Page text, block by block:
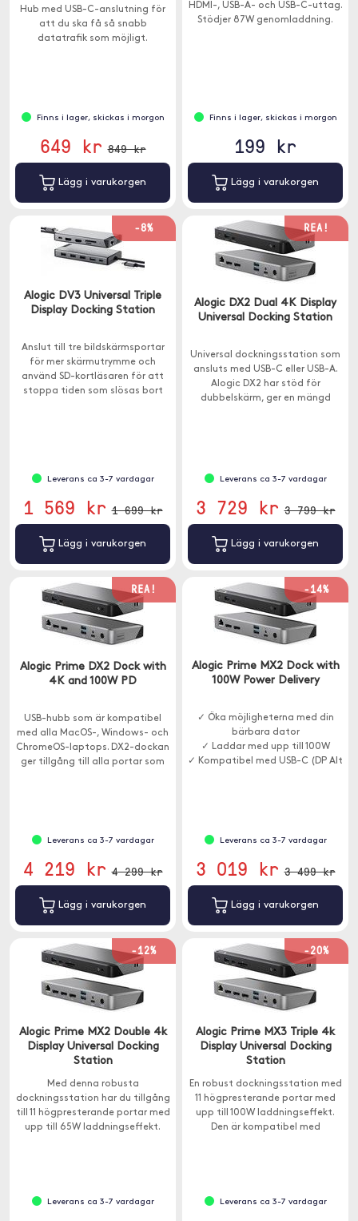
Hub med USB-C-anslutning för
att du ska få så snabb
datatrafik som möjligt.
Finns i lager, skickas i morgon
649 kr 849 kr
Lägg i varukorgen
HDMI-, USB-A- och USB-C-uttag.
Stödjer 87W genomladdning.
Finns i lager, skickas i morgon
199 kr
Lägg i varukorgen
-8%
Alogic DV3 Universal Triple
Display Docking Station
Anslut till tre bildskärmsportar
för mer skärmutrymme och
använd SD-kortläsaren för att
stoppa tiden som slösas bort
Leverans ca 3-7 vardagar
1 569 kr 1 699 kr
Lägg i varukorgen
REA!
Alogic DX2 Dual 4K Display
Universal Docking Station
Universal dockningsstation som
ansluts med USB-C eller USB-A.
Alogic DX2 har stöd för
dubbelskärm, ger en mängd
Leverans ca 3-7 vardagar
3 729 kr 3 799 kr
Lägg i varukorgen
REA!
Alogic Prime DX2 Dock with
4K and 100W PD
USB-hubb som är kompatibel
med alla MacOS-, Windows- och
ChromeOS-laptops. DX2-dockan
ger tillgång till alla portar som
Leverans ca 3-7 vardagar
4 219 kr 4 299 kr
Lägg i varukorgen
-14%
Alogic Prime MX2 Dock with
100W Power Delivery
✓ Öka möjligheterna med din
bärbara dator
✓ Laddar med upp till 100W
✓ Kompatibel med USB-C (DP Alt
Leverans ca 3-7 vardagar
3 019 kr 3 499 kr
Lägg i varukorgen
-12%
Alogic Prime MX2 Double 4k
Display Universal Docking
Station
Med denna robusta
dockningsstation har du tillgång
till 11 högpresterande portar med
upp till 65W laddningseffekt.
Leverans ca 3-7 vardagar
-20%
Alogic Prime MX3 Triple 4k
Display Universal Docking
Station
En robust dockningsstation med
11 högpresterande portar med
upp till 100W laddningseffekt.
Den är kompatibel med
Leverans ca 3-7 vardagar